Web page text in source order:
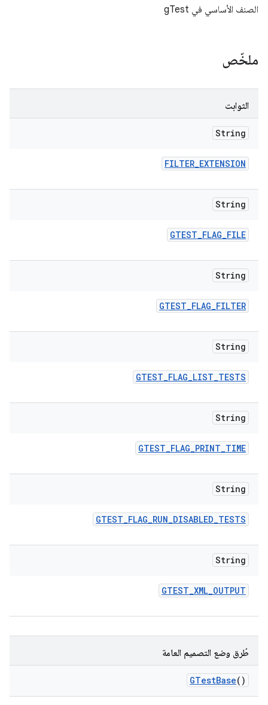
الصنف الأساسي في gTest
ملخّص
الثوابت
String
FILTER_EXTENSION
String
GTEST_FLAG_FILE
String
GTEST_FLAG_FILTER
String
GTEST_FLAG_LIST_TESTS
String
GTEST_FLAG_PRINT_TIME
String
GTEST_FLAG_RUN_DISABLED_TESTS
String
GTEST_XML_OUTPUT
طُرق وضع التصميم العامة
GTestBase()